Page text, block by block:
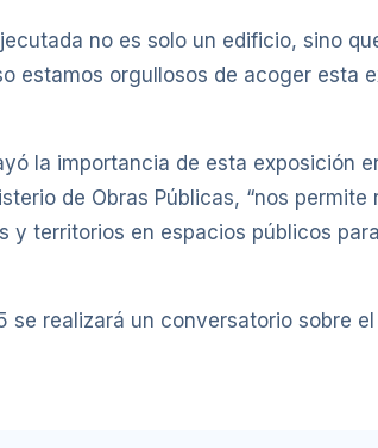
no es solo un edificio, sino
estamos orgullosos de acoger esta
la importancia de esta exposición
de Obras Públicas, “nos permite
territorios en espacios públicos
realizará un conversatorio sobre